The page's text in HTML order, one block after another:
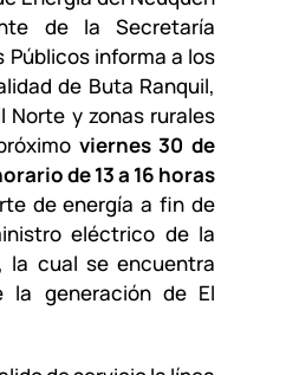
de la Secretaría
Públicos informa a los
de Buta Ranquil,
Norte y zonas rurales
viernes 30 de
de 13 a 16 horas
de energía a fin de
eléctrico de la
la cual se encuentra
la generación de El